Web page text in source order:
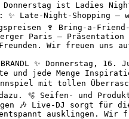
ist Ladies Night
Late-Night-Shopping –
🍷 Bring-a-
Paris – Präsentation
Wir freuen uns
✨ Donnerstag,
und jede Menge
mit tollen
🫧 Seifen- und
🎶 Live-DJ sorgt für
ausklingen. Wir